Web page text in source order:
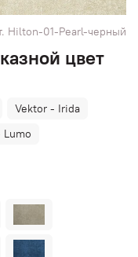
Hilton-01-Pearl-черный
цвет
Vektor - Irida
Lumo